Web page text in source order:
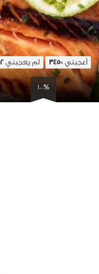
أعجبني3450 لم يعجبني2
100%